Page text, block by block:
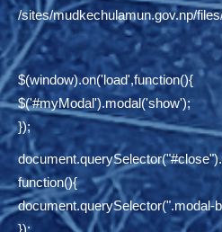
/sites/mudkechulamun.gov.np/
$(window).on('load',function(){
$('#myModal').modal('show');
});
function(){
document.querySelector(".modal-
});